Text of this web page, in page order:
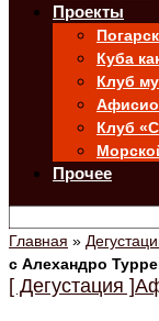
Проекты
Куба
Клуб
Клуб
Прочее
Главная »
с Алехандро
[ Дегустация ]